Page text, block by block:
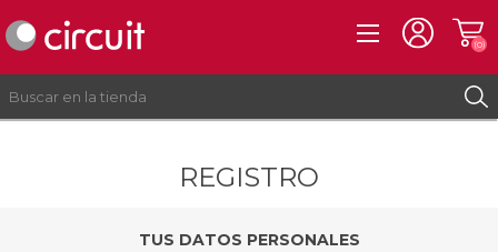
(0)
REGISTRO
TUS DATOS PERSONALES